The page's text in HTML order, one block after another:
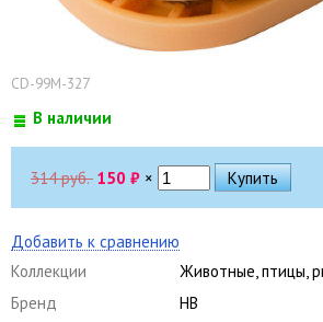
CD-99M-327
В наличии
314 руб. 150 ₽ ×
Добавить к сравнению
Коллекции
Животные, птицы,
Бренд
HB